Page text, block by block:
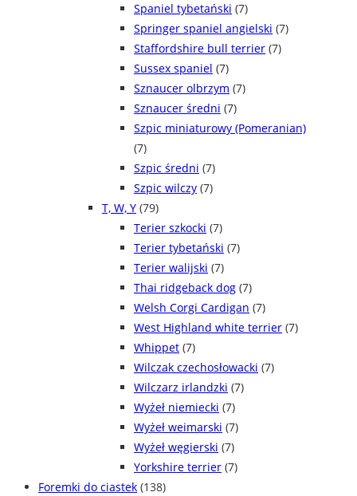
Spaniel tybetański (7)
Springer spaniel angielski (7)
Staffordshire bull terrier (7)
Sussex spaniel (7)
Sznaucer olbrzym (7)
Sznaucer średni (7)
Szpic miniaturowy (Pomeranian)
(7)
Szpic średni (7)
Szpic wilczy (7)
T, W, Y (79)
Terier szkocki (7)
Terier tybetański (7)
Terier walijski (7)
Thai ridgeback dog (7)
Welsh Corgi Cardigan (7)
West Highland white terrier (7)
Whippet (7)
Wilczak czechosłowacki (7)
Wilczarz irlandzki (7)
Wyżeł niemiecki (7)
Wyżeł weimarski (7)
Wyżeł węgierski (7)
Yorkshire terrier (7)
Foremki do ciastek (138)